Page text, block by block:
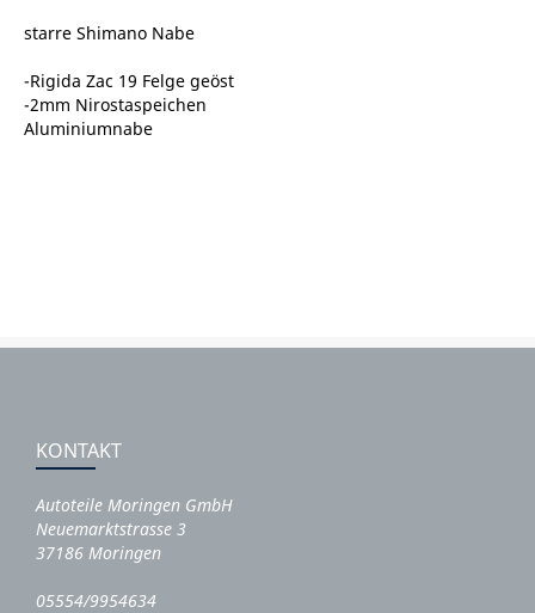
starre Shimano Nabe
-Rigida Zac 19 Felge geöst
-2mm Nirostaspeichen
Aluminiumnabe
KONTAKT
Autoteile Moringen GmbH
Neuemarktstrasse 3
37186 Moringen
05554/9954634